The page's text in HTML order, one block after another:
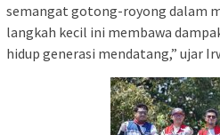
semangat gotong-royong dalam
langkah kecil ini membawa
hidup generasi mendatang,” ujar